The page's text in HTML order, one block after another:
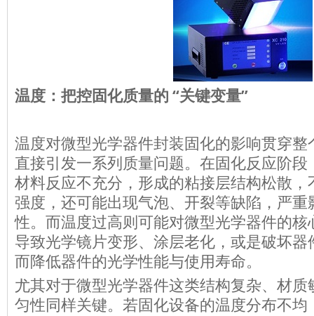
温度：把控固化质量的 “关键变量”
温度对微型光学器件封装固化的影响贯穿
直接引发一系列质量问题。在固化反应阶
材料反应不充分，形成的粘接层结构松散
强度，还可能出现气泡、开裂等缺陷，严重
性。而温度过高则可能对微型光学器件的
导致光学镜片变形、涂层老化，或是破坏
而降低器件的光学性能与使用寿命。
尤其对于微型光学器件这类结构复杂、材
匀性同样关键。若固化设备的温度分布不